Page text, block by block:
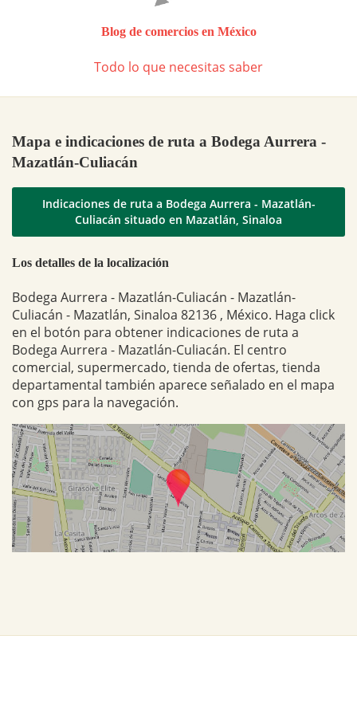
Blog de comercios en México
Todo lo que necesitas saber
Mapa e indicaciones de ruta a Bodega Aurrera -
Mazatlán-Culiacán
Indicaciones de ruta a Bodega Aurrera - Mazatlán-
Culiacán situado en Mazatlán, Sinaloa
Los detalles de la localización
Bodega Aurrera - Mazatlán-Culiacán - Mazatlán-
Culiacán - Mazatlán, Sinaloa 82136 , México. Haga click
en el botón para obtener indicaciones de ruta a
Bodega Aurrera - Mazatlán-Culiacán. El centro
comercial, supermercado, tienda de ofertas, tienda
departamental también aparece señalado en el mapa
con gps para la navegación.